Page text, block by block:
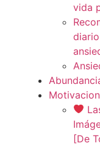
vida
Motivacion
[De